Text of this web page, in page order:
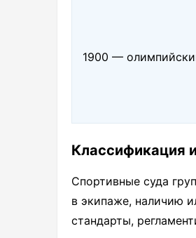
1900 —
Классификация
Спортивные суда
в экипаже, наличию
стандарты,